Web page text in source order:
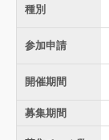
種別
参加申請
開催期間
募集期間